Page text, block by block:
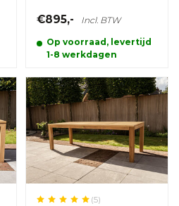
€895,- Incl. BTW
Op voorraad, levertijd
1-8 werkdagen
(5)